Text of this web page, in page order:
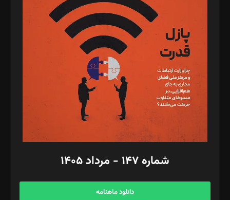
د‌بیر تحریریه آنلاین: بابک نقاش
تحریریه‌: مجتبی محمود‌ی، آرش برهمند، یسنا امان‌پور، سروش کرمیان،
مصطفی مسجدی آرانی، ابوالفضل رجبی، زهرا فکرانه، فائزه فتحی
رستمی،مصطفی باستان
ویرایش: نگار استاد‌‌آقا
طراح یونیفرم: مجید توکلی
فیلمبرداری و عکاسی: امیر شفیعی، مانی لطفی زاده
گرافیک و صفحه‌آرایی: سید‌سبحان‌علی ثابت
مد‌یر توسعه تجاری: کامبیز برید‌
امور مالی: شاپور رهبری، محمد‌ کاظمی‌نیا
آگهی و مشترکین: ۰۹۱۹۹۹۹۰۴۵۴
شماره ۱۴۷ - مرداد ۱۴۰۵
دانلود ماهنامه